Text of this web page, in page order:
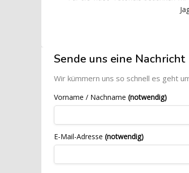
Blöcke
[Cocoon] Custom HTML überspringen
Sende uns eine Nachricht
Wir kümmern uns so schnell es geht
Vorname / Nachname(notwendig)
E-Mail-Adresse(notwendig)